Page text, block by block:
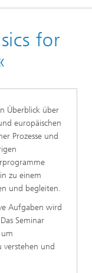
for
Überblick über
europäischen
Prozesse und
zu einem
und begleiten.
Aufgaben wird
Seminar
verstehen und